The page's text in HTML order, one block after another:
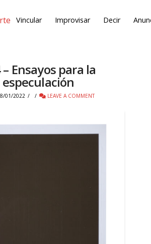
Vincular Improvisar Decir
– Ensayos para la
especulación
01/2022 LEAVE A COMMENT